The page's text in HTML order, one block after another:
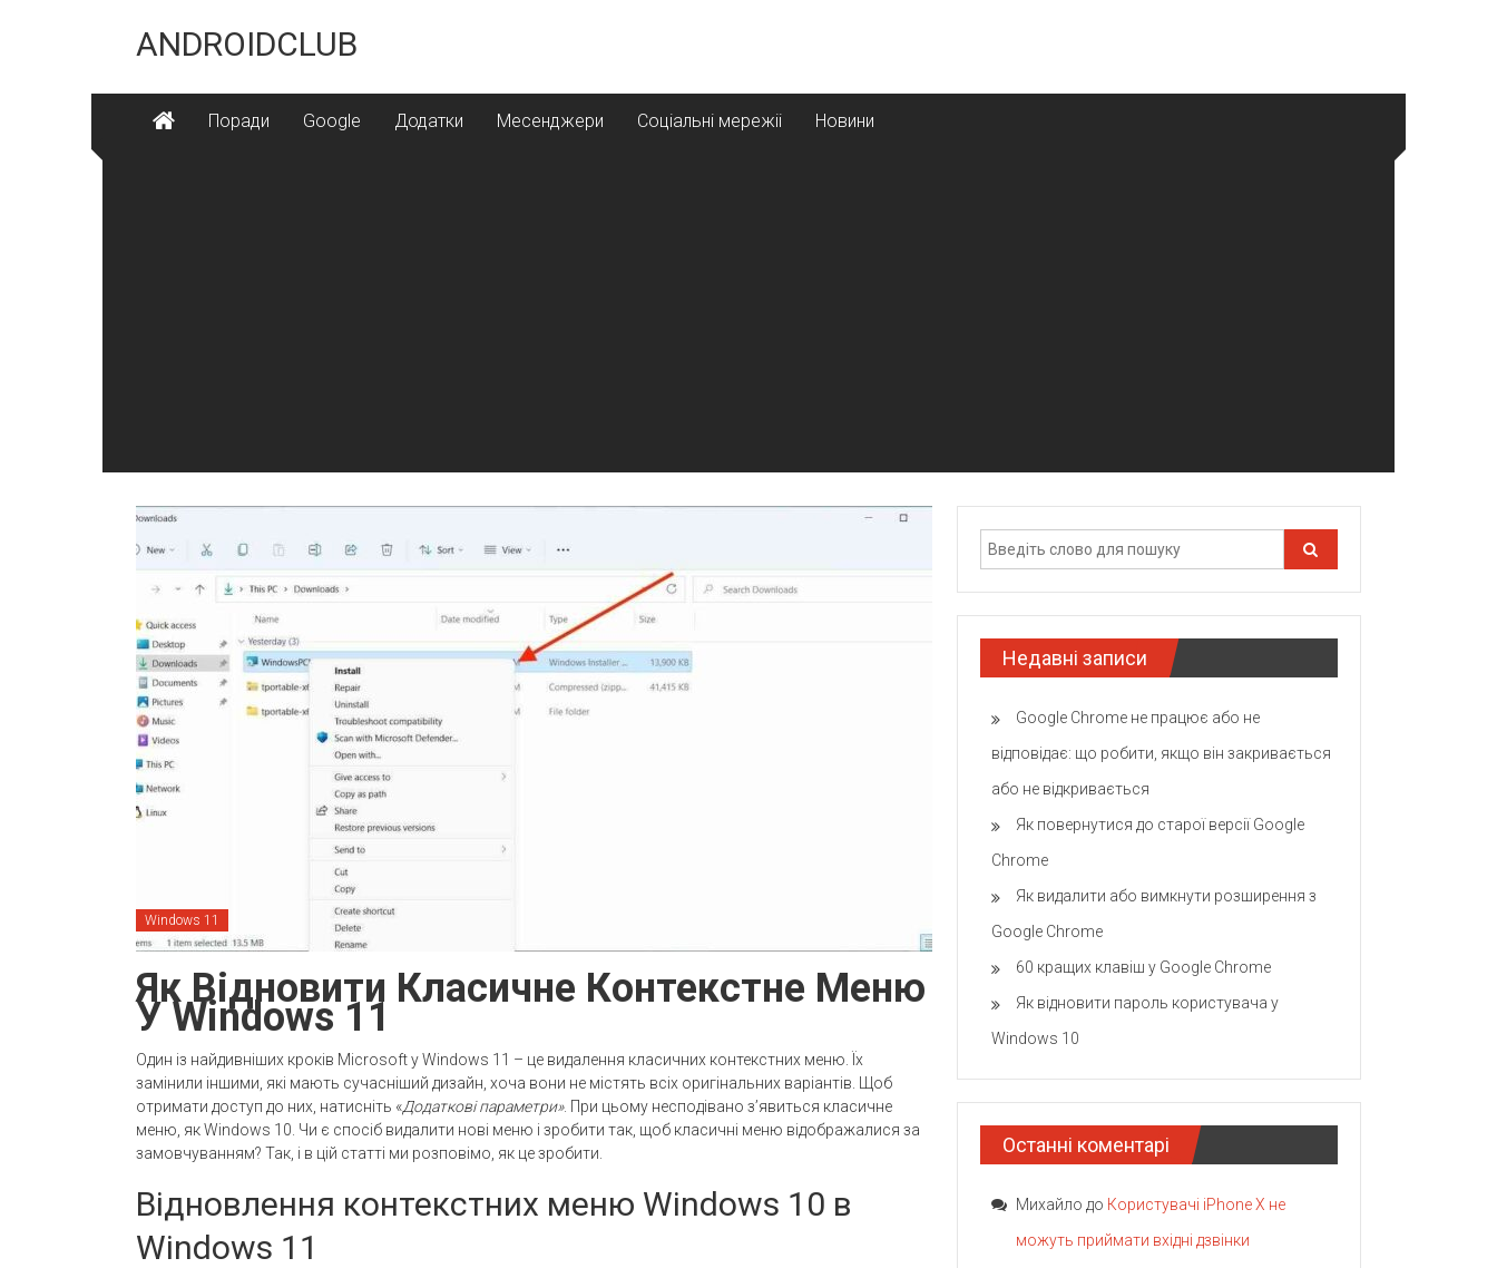
contentANDROIDCLUB
Поради Google Додатки Месенджери Соціальні мережіі Новини
Windows 11
Як Відновити Класичне Контекстне Меню
У Windows 11
Один із найдивніших кроків Microsoft у Windows 11 – це видалення класичних контекстних меню. Їх
замінили іншими, які мають сучасніший дизайн, хоча вони не містять всіх оригінальних варіантів. Щоб
отримати доступ до них, натисніть «Додаткові параметри». При цьому несподівано з’явиться класичне
меню, як Windows 10. Чи є спосіб видалити нові меню і зробити так, щоб класичні меню відображалися за
замовчуванням? Так, і в цій статті ми розповімо, як це зробити.
Відновлення контекстних меню Windows 10 в
Windows 11
Недавні записи
Google Chrome не працює або не
відповідає: що робити, якщо він закривається
або не відкривається
Як повернутися до старої версії Google
Chrome
Як видалити або вимкнути розширення з
Google Chrome
60 кращих клавіш у Google Chrome
Як відновити пароль користувача у
Windows 10
Останні коментарі
Михайло до Користувачі iPhone X не
можуть приймати вхідні дзвінки